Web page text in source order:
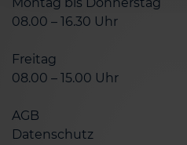
Montag bis Donnerstag
08.00 – 16.30 Uhr
Freitag
08.00 – 15.00 Uhr
AGB
Datenschutz